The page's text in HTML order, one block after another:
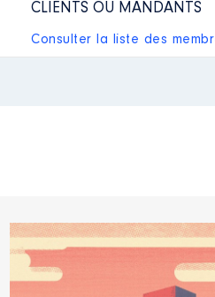
CLIENTS OU MANDANTS
Consulter la liste des